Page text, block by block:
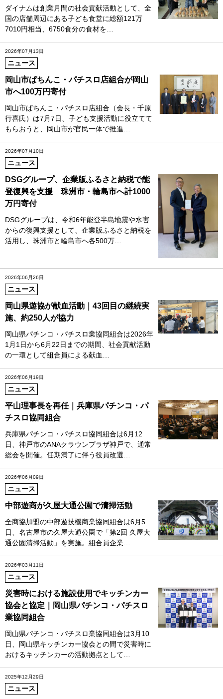
ダイナムは創業月間の社会貢献活動として、全
国の店舗周辺にある子ども食堂に総額121万
7010円相当、6750食分の食材を…
2026年07月13日
ニュース
岡山市ぱちんこ・パチスロ店組合が岡山
市へ100万円寄付
岡山市ぱちんこ・パチスロ店組合（会長・千原
行喜氏）は7月7日、子ども支援活動に役立てて
もらおうと、岡山市が官民一体で推進…
2026年07月10日
ニュース
DSGグループ、企業版ふるさと納税で能
登復興を支援 珠洲市・輪島市へ計1000
万円寄付
DSGグループは、令和6年能登半島地震や水害
からの復興支援として、企業版ふるさと納税を
活用し、珠洲市と輪島市へ各500万…
2026年06月26日
ニュース
岡山県遊協が献血活動｜43回目の継続実
施、約250人が協力
岡山県パチンコ・パチスロ業協同組合は2026年
1月1日から6月22日までの期間、社会貢献活動
の一環として組合員による献血…
2026年06月19日
ニュース
平山理事長を再任｜兵庫県パチンコ・パ
チスロ協同組合
兵庫県パチンコ・パチスロ協同組合は6月12
日、神戸市のANAクラウンプラザ神戸で、通常
総会を開催。任期満了に伴う役員改選…
2026年06月09日
ニュース
中部遊商が久屋大通公園で清掃活動
全商協加盟の中部遊技機商業協同組合は6月5
日、名古屋市の久屋大通公園で「第2回 久屋大
通公園清掃活動」を実施。組合員企業…
2026年03月11日
ニュース
災害時における施設使用でキッチンカー
協会と協定｜岡山県パチンコ・パチスロ
業協同組合
岡山県パチンコ・パチスロ業協同組合は3月10
日、岡山県キッチンカー協会との間で災害時に
おけるキッチンカーの活動拠点として…
2025年12月29日
ニュース